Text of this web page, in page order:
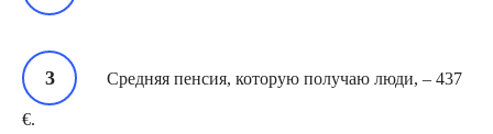
Средняя пенсия, которую получаю люди, – 437
€.